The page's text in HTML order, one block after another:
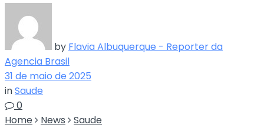
by Flavia Albuquerque - Reporter da
Agencia Brasil
31 de maio de 2025
inSaude
0
Home
News Saude